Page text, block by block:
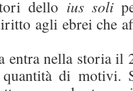
dello ius soli
agli ebrei che
entra nella storia il
di motivi.